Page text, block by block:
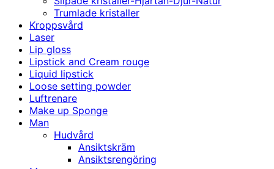
Trumlade kristaller
Kroppsvård
Laser
Lip gloss
Lipstick and Cream rouge
Liquid lipstick
Loose setting powder
Luftrenare
Make up Sponge
Man
Hudvård
Ansiktskräm
Ansiktsrengöring